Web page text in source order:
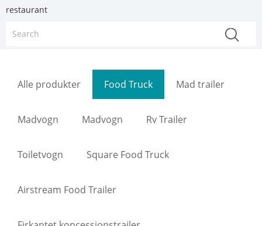
restaurant
Alle produkter Food Truck Mad trailer
Madvogn Madvogn Rv Trailer
Toiletvogn Square Food Truck
Airstream Food Trailer